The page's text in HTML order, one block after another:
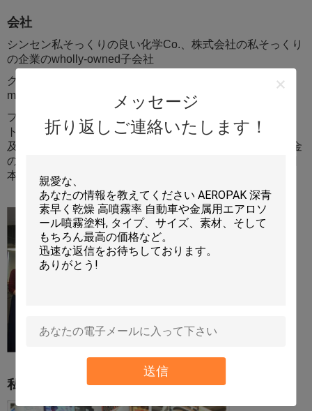
メッセージ
折り返しご連絡いたします！
送信
会社
シンセン私そっくりの良い化学Co.、株式会社の私そっくり
の企業のwholly-owned子会社
グループ株式会社（1997年以来）、製造業およびずっと
marketingcar心配のリーダーである
プロダクト 、スプレー式塗料、タイヤ緊急修理プロダク
ト、世帯および消費者項目、グリース及び潤滑油、接着剤
及び密封剤、等。私達は5つ以上のB2Bのウェブサイトの金
のメンバーであることの自慢している:Alibaba、Alibaba日
本、Alibaba中国、中国製、TRADEKEY等。
私達の展覧会